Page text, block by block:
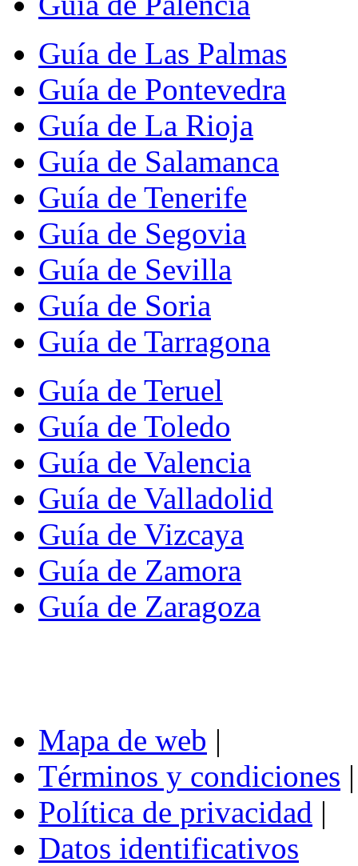
Guía de Las Palmas
Guía de Pontevedra
Guía de La Rioja
Guía de Salamanca
Guía de Tenerife
Guía de Segovia
Guía de Sevilla
Guía de Soria
Guía de Tarragona
Guía de Teruel
Guía de Toledo
Guía de Valencia
Guía de Valladolid
Guía de Vizcaya
Guía de Zamora
Guía de Zaragoza
Mapa de web |
Términos y condiciones |
Política de privacidad |
Datos identificativos